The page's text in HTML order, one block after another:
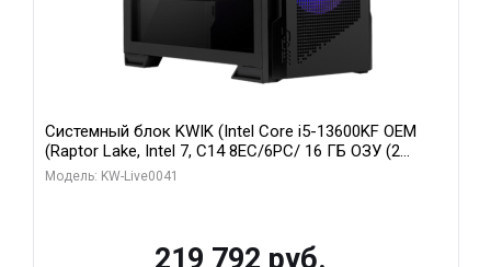
Системный блок KWIK (Intel Core i5-13600KF OEM
(Raptor Lake, Intel 7, C14 8EC/6PC/ 16 ГБ ОЗУ (2
модуля)/ Palit RTX5080 GAMINGPRO OC 16GB GDDR7
Модель: KW-Live0041
219 792 руб.